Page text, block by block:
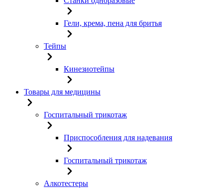
Гели, крема, пена для бритья
Тейпы
Кинезиотейпы
Товары для медицины
Госпитальный трикотаж
Приспособления для надевания
Госпитальный трикотаж
Алкотестеры